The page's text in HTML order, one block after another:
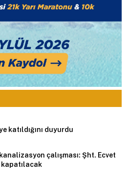
katıldığını duyurdu
çalışması: Şht. Ecvet